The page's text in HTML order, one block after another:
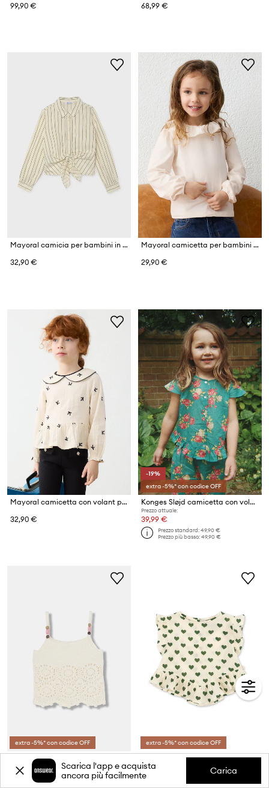
99,90 €
68,99 €
Mayoral camicia per bambini in cotone
32,90 €
Mayoral camicetta per bambini con cotone
29,90 €
Mayoral camicetta con volant per bambini in cotone
32,90 €
-19%
extra -5%* con codice OFF
Konges Sløjd camicetta con volant per bambini in cotone VIOLA FRILL TOP GOTS
Prezzo attuale:
39,99 €
Prezzo standard:49,90 €
Prezzo più basso:49,90 €
extra -5%* con codice OFF
Prezzo attuale:
19,99 €
extra -5%* con codice OFF
Konges Sløjd camicetta con volant per bambini in cotone COCO TOP GOTS
Prezzo attuale:
38,99 €
Scarica l'app e acquista
ancora più facilmente
Carica